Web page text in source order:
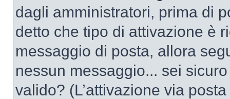
dagli amministratori, prima di
detto che tipo di attivazione è
messaggio di posta, allora
nessun messaggio... sei
valido? (L’attivazione via